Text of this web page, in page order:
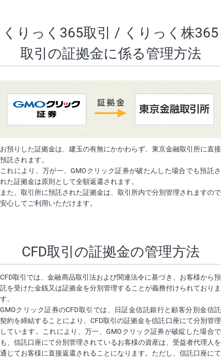
くりっく365取引 / くりっく株365
取引の証拠金に係る管理方法
お預りした証拠金は、建玉の有無にかかわらず、東京金融取引所に直接
預託されます。
これにより、万が一、GMOクリック証券が破たんした場合でも預託さ
れた証拠金は原則として全額返還されます。
また、取引所に預託された証拠金は、取引所内で分別管理されますので
安心してご利用いただけます。
CFD取引の証拠金の管理方法
CFD取引では、金融商品取引法および関連法令に基づき、お客様から預
託を受けた金銭又は証拠金を分別管理することが義務付けられておりま
す。
GMOクリック証券のCFD取引では、日証金信託銀行と顧客分別金信託
契約を締結することにより、CFD取引の証拠金を信託口座にて分別管理
しています。これにより、万一、GMOクリック証券が破綻した場合で
も、信託口座にて分別管理されているお客様の資産は、受益者代理人を
通じてお客様に直接返還されることになります。ただし、信託口座にて